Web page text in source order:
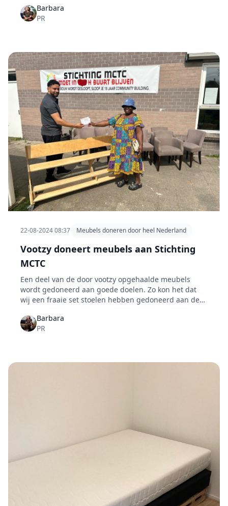
Barbara
PR
22-08-2024 08:37 Meubels doneren door heel Nederland
Vootzy doneert meubels aan Stichting
MCTC
Een deel van de door vootzy opgehaalde meubels
wordt gedoneerd aan goede doelen. Zo kon het dat
wij een fraaie set stoelen hebben gedoneerd aan de
sociaal bewogen organisatie. Shaundell Thomas nam
de meubels in ontvangst.
Barbara
PR